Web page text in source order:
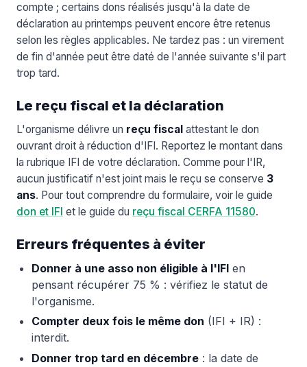
compte ; certains dons réalisés jusqu'à la date de
déclaration au printemps peuvent encore être retenus
selon les règles applicables. Ne tardez pas : un virement
de fin d'année peut être daté de l'année suivante s'il part
trop tard.
Le reçu fiscal et la déclaration
L'organisme délivre un reçu fiscal attestant le don
ouvrant droit à réduction d'IFI. Reportez le montant dans
la rubrique IFI de votre déclaration. Comme pour l'IR,
aucun justificatif n'est joint mais le reçu se conserve 3
ans. Pour tout comprendre du formulaire, voir le guide
don et IFI et le guide du reçu fiscal CERFA 11580.
Erreurs fréquentes à éviter
Donner à une asso non éligible à l'IFI en
pensant récupérer 75 % : vérifiez le statut de
l'organisme.
Compter deux fois le même don (IFI + IR) :
interdit.
Donner trop tard en décembre : la date de